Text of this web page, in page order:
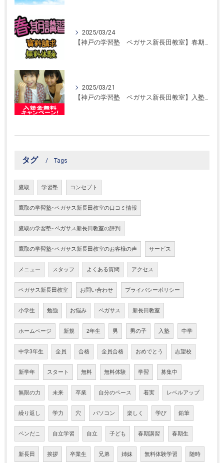
2025/03/24
2025/03/21
【神戸の学習塾 ペガサス新長田教室】入塾金無料キャンペーン！
タグ Tags
鷹取 学習塾 コンセプト
鷹取の学習塾･ペガサス新長田教室の口コミ情報
鷹取の学習塾･ペガサス新長田教室の評判
鷹取の学習塾･ペガサス新長田教室のお客様の声 サービス
メニュー スタッフ よくある質問 アクセス
ペガサス新長田教室 お問い合わせ プライバシーポリシー
小学生 勉強 お悩み ペガサス 新長田教室
ホームページ 新規 2年生 男 男の子 入塾 中学
中学3年生 全員 合格 全員合格 おめでとう 志望校
新学年 スタート 無料 無料体験 学習 募集中
無限の力 未来 卒業 自分のペース 着実 レベルアップ
繰り返し 学力 穴 パソコン 楽しく 学び 鉛筆
ペンだこ 自立学習 自立 子ども 春期講習 春期生
新長田 挨拶 卒業生 兄弟 姉妹 無料体験学習 随時